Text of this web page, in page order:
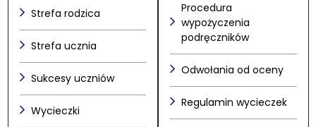
Strefa rodzica
Strefa ucznia
Sukcesy uczniów
Wycieczki
Procedura
wypożyczenia
podręczników
Odwołania od oceny
Regulamin wycieczek